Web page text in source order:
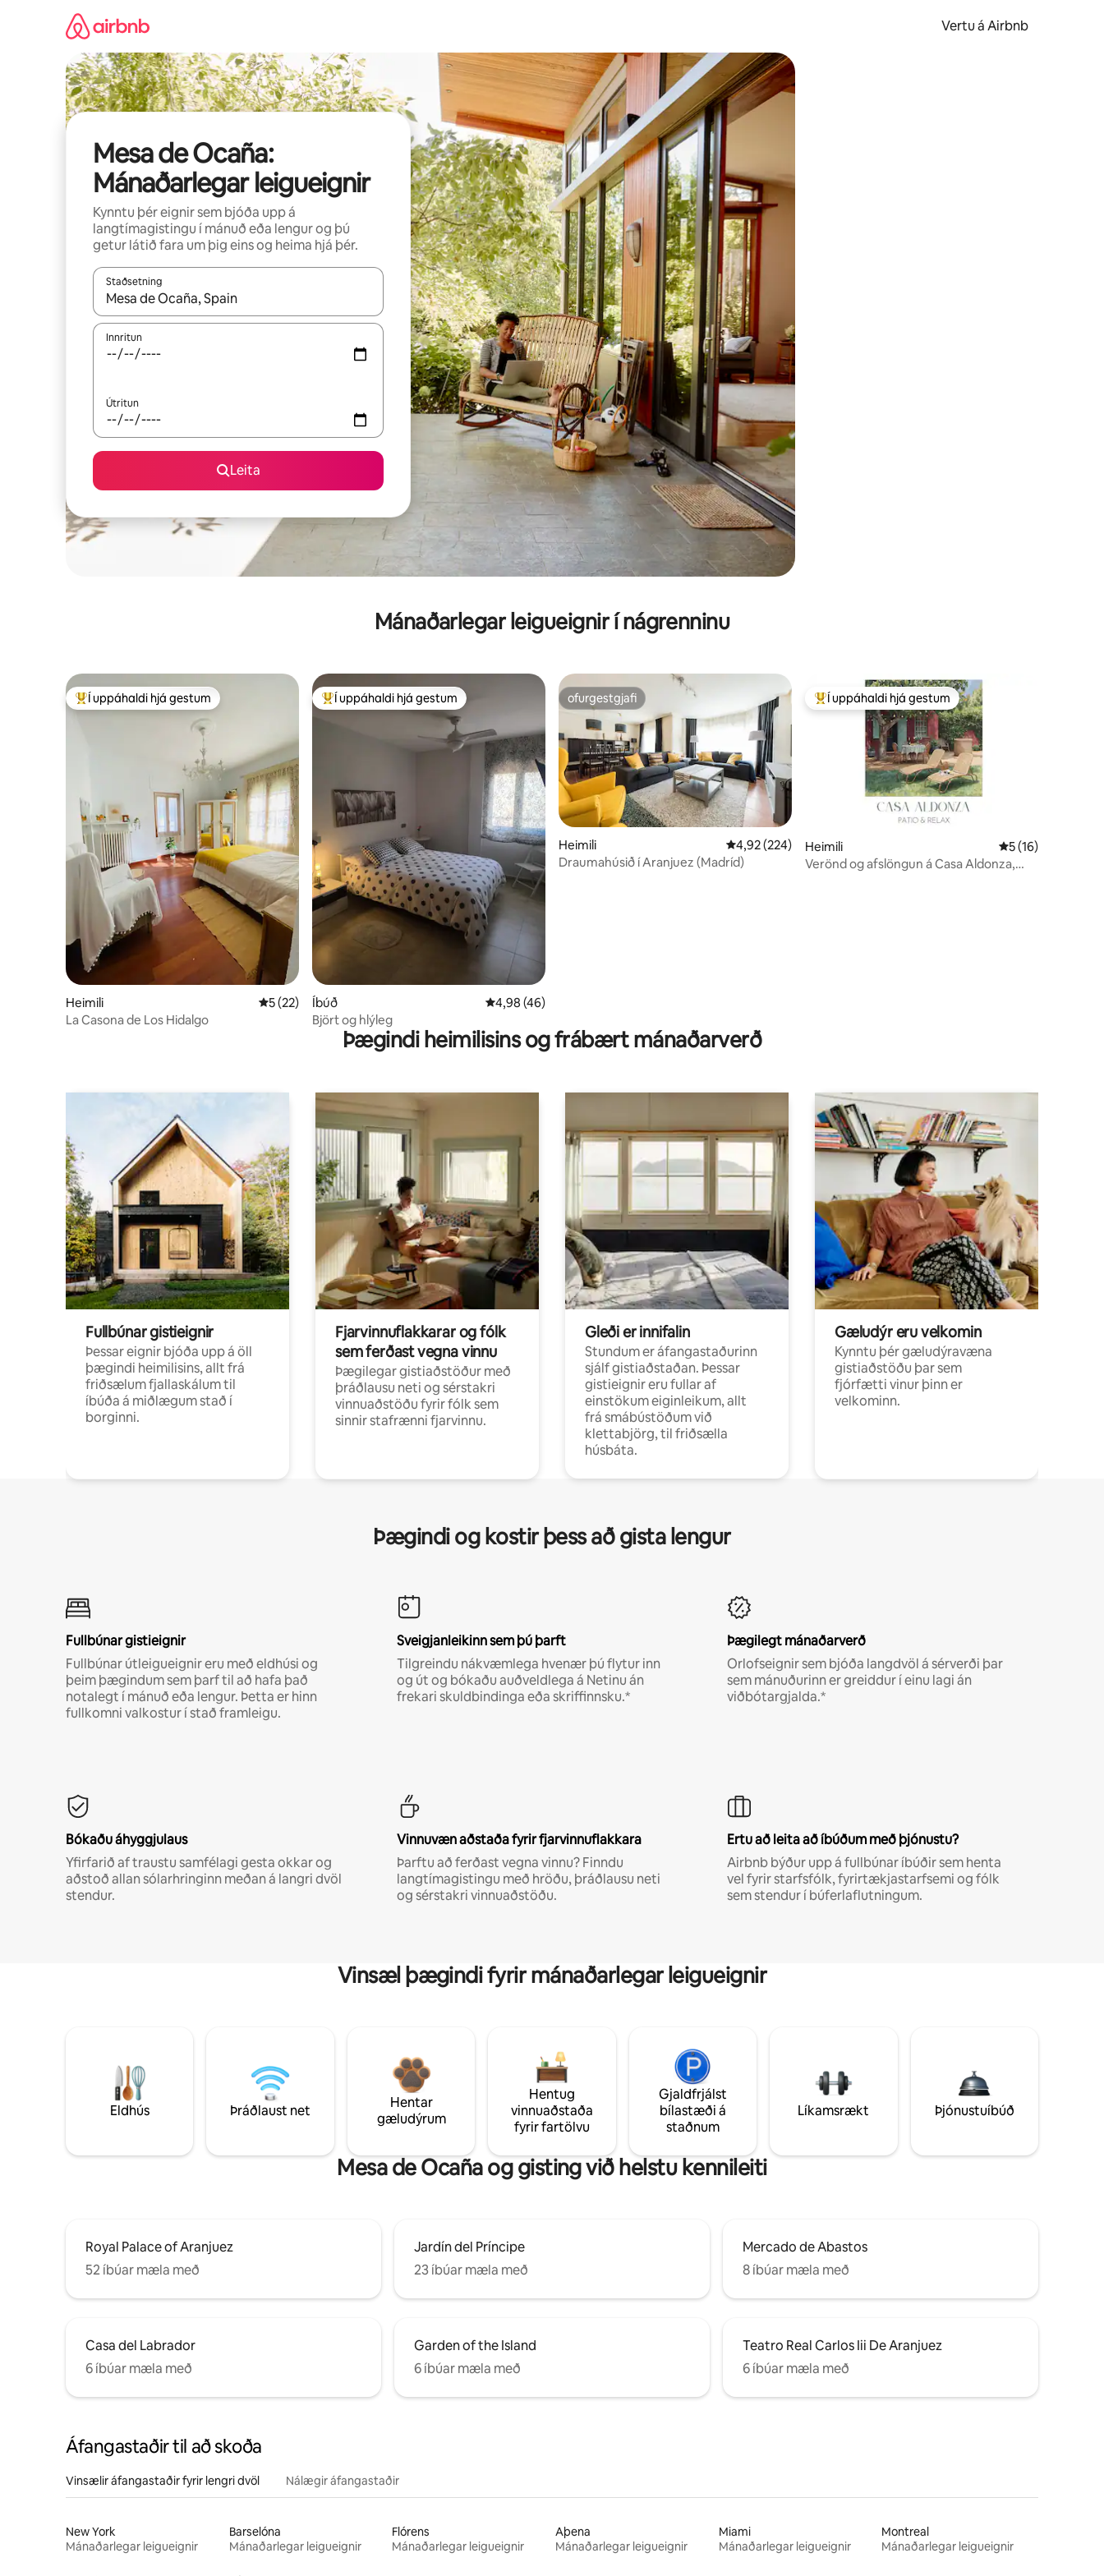
Vertu á Airbnb
Mesa de Ocaña:
Mánaðarlegar leigueignir
Kynntu þér eignir sem bjóða upp á
langtímagistingu í mánuð eða lengur og þú
getur látið fara um þig eins og heima hjá þér.
Staðsetning
Þegar niðurstöður liggja fyrir skaltu nota upp og niður örvalyklana eða skoða með því að snerta eða strjúka.
Innritun
Útritun
Leita
Mánaðarlegar leigueignir í nágrenninu
Í mestu uppáhaldi hjá gestum
Í uppáhaldi hjá gestum
Heimili 5 af 5 í meðaleinkunn, 22 umsagnir
5 (22)
La Casona de Los Hidalgo
Í mestu uppáhaldi hjá gestum
Í uppáhaldi hjá gestum
Íbúð 4,98 af 5 í meðaleinkunn, 46 umsagnir
4,98 (46)
Björt og hlýleg
ofurgestgjafi
ofurgestgjafi
Heimili 4,92 af 5 í meðaleinkunn, 224 umsagnir
4,92 (224)
Draumahúsið í Aranjuez (Madríd)
Í mestu uppáhaldi hjá gestum
Í uppáhaldi hjá gestum
Heimili 5 af 5 í
5 (16)
Verönd og afslöngun á Casa Aldonza,
Þægindi heimilisins og frábært mánaðarverð
Fullbúnar gistieignir
Þessar eignir bjóða upp á öll
þægindi heimilisins, allt frá
friðsælum fjallaskálum til
íbúða á miðlægum stað í
borginni.
Fjarvinnuflakkarar og fólk
sem ferðast vegna vinnu
Þægilegar gistiaðstöður með
þráðlausu neti og sérstakri
vinnuaðstöðu fyrir fólk sem
sinnir stafrænni fjarvinnu.
Gleði er innifalin
Stundum er áfangastaðurinn
sjálf gistiaðstaðan. Þessar
gistieignir eru fullar af
einstökum eiginleikum, allt
frá smábústöðum við
klettabjörg, til friðsælla
húsbáta.
Gæludýr eru velkomin
Kynntu þér gæludýravæna
gistiaðstöðu þar sem
fjórfætti vinur þinn er
velkominn.
Þægindi og kostir þess að gista lengur
Fullbúnar gistieignir
Fullbúnar útleigueignir eru með eldhúsi og
þeim þægindum sem þarf til að hafa það
notalegt í mánuð eða lengur. Þetta er hinn
fullkomni valkostur í stað framleigu.
Sveigjanleikinn sem þú þarft
Tilgreindu nákvæmlega hvenær þú flytur inn
og út og bókaðu auðveldlega á Netinu án
frekari skuldbindinga eða skriffinnsku.*
Þægilegt mánaðarverð
Orlofseignir sem bjóða langdvöl á sérverði þar
sem mánuðurinn er greiddur í einu lagi án
viðbótargjalda.*
Bókaðu áhyggjulaus
Yfirfarið af traustu samfélagi gesta okkar og
aðstoð allan sólarhringinn meðan á langri dvöl
stendur.
Vinnuvæn aðstaða fyrir fjarvinnuflakkara
Þarftu að ferðast vegna vinnu? Finndu
langtímagistingu með hröðu, þráðlausu neti
og sérstakri vinnuaðstöðu.
Ertu að leita að íbúðum með þjónustu?
Airbnb býður upp á fullbúnar íbúðir sem henta
vel fyrir starfsfólk, fyrirtækjastarfsemi og fólk
sem stendur í búferlaflutningum.
Vinsæl þægindi fyrir mánaðarlegar leigueignir
Eldhús Þráðlaust net
Hentar
gæludýrum
Hentug
vinnuaðstaða
fyrir fartölvu
Gjaldfrjálst
bílastæði á
staðnum
Líkamsrækt Þjónustuíbúð
Mesa de Ocaña og gisting við helstu kennileiti
Royal Palace of Aranjuez
52 íbúar mæla með
Jardín del Príncipe
23 íbúar mæla með
Mercado de Abastos
8 íbúar mæla með
Casa del Labrador
6 íbúar mæla með
Garden of the Island
6 íbúar mæla með
Teatro Real Carlos Iii De Aranjuez
6 íbúar mæla með
Áfangastaðir til að skoða
Vinsælir áfangastaðir fyrir lengri dvöl Nálægir áfangastaðir
New York
Mánaðarlegar leigueignir
Barselóna
Mánaðarlegar leigueignir
Flórens
Mánaðarlegar leigueignir
Aþena
Mánaðarlegar leigueignir
Miami
Mánaðarlegar leigueignir
Montreal
Mánaðarlegar leigueignir